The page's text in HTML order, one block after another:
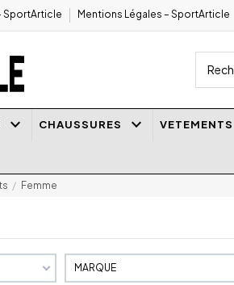
SportArticle Mentions Légales – SportArticle
keyboard_arrow_down CHAUSSURES keyboard_arrow_down VETEMENTS
Femme
MARQUE